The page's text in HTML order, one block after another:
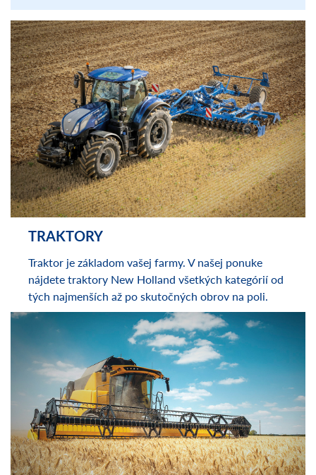
Traktor je základom vašej farmy. V našej ponuke
nájdete traktory New Holland všetkých kategórií od
tých najmenších až po skutočných obrov na poli.